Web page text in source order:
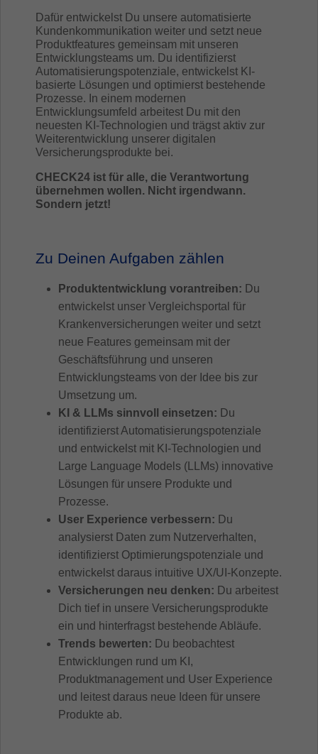
Dafür entwickelst Du unsere automatisierte
Kundenkommunikation weiter und setzt neue
Produktfeatures gemeinsam mit unseren
Entwicklungsteams um. Du identifizierst
Automatisierungspotenziale, entwickelst KI-
basierte Lösungen und optimierst bestehende
Prozesse. In einem modernen
Entwicklungsumfeld arbeitest Du mit den
neuesten KI-Technologien und trägst aktiv zur
Weiterentwicklung unserer digitalen
Versicherungsprodukte bei.
CHECK24 ist für alle, die Verantwortung
übernehmen wollen. Nicht irgendwann.
Sondern jetzt!
Zu Deinen Aufgaben zählen
Produktentwicklung vorantreiben: Du
entwickelst unser Vergleichsportal für
Krankenversicherungen weiter und setzt
neue Features gemeinsam mit der
Geschäftsführung und unseren
Entwicklungsteams von der Idee bis zur
Umsetzung um.
KI & LLMs sinnvoll einsetzen: Du
identifizierst Automatisierungspotenziale
und entwickelst mit KI-Technologien und
Large Language Models (LLMs) innovative
Lösungen für unsere Produkte und
Prozesse.
User Experience verbessern: Du
analysierst Daten zum Nutzerverhalten,
identifizierst Optimierungspotenziale und
entwickelst daraus intuitive UX/UI-Konzepte.
Versicherungen neu denken: Du arbeitest
Dich tief in unsere Versicherungsprodukte
ein und hinterfragst bestehende Abläufe.
Trends bewerten: Du beobachtest
Entwicklungen rund um KI,
Produktmanagement und User Experience
und leitest daraus neue Ideen für unsere
Produkte ab.